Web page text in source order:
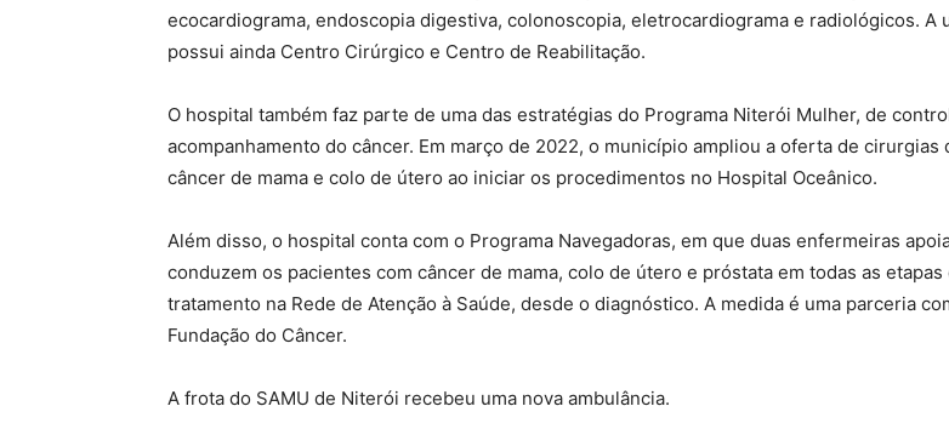
ecocardiograma, endoscopia digestiva, colonoscopia, eletrocardiograma e radiológicos. A
possui ainda Centro Cirúrgico e Centro de Reabilitação.
O hospital também faz parte de uma das estratégias do Programa Niterói Mulher, de
acompanhamento do câncer. Em março de 2022, o município ampliou a oferta de cirurgias
câncer de mama e colo de útero ao iniciar os procedimentos no Hospital Oceânico.
Além disso, o hospital conta com o Programa Navegadoras, em que duas enfermeiras
conduzem os pacientes com câncer de mama, colo de útero e próstata em todas as etapas
tratamento na Rede de Atenção à Saúde, desde o diagnóstico. A medida é uma parceria
Fundação do Câncer.
A frota do SAMU de Niterói recebeu uma nova ambulância.